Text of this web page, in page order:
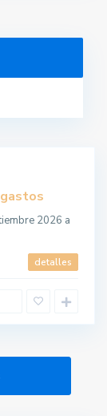
2026 a
detalles